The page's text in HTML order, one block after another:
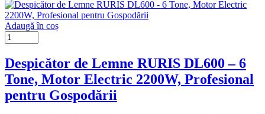
Adaugă în coș
Despicător de Lemne RURIS DL600 – 6
Tone, Motor Electric 2200W, Profesional
pentru Gospodării